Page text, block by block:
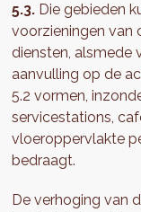
5.3. Die gebieden
voorzieningen van
diensten, alsmede
aanvulling op de
5.2 vormen,
servicestations,
vloeroppervlakte
bedraagt.
De verhoging van